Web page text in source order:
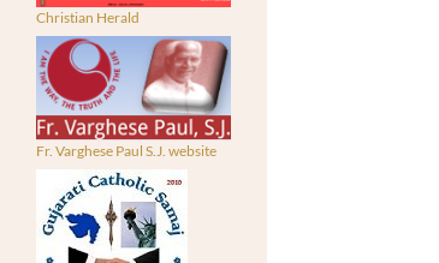
Christian Herald
Fr. Varghese Paul S.J. website